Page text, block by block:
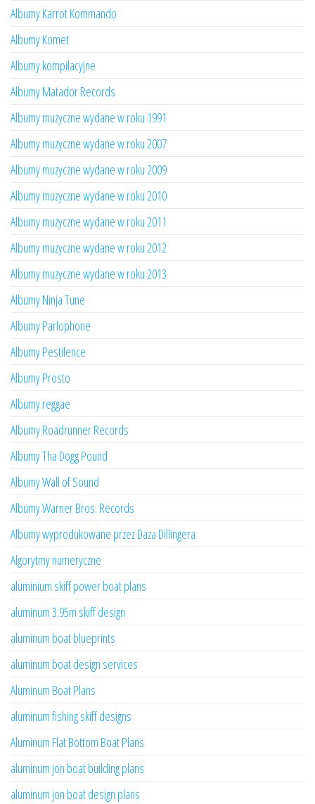
Albumy Karrot Kommando
Albumy Komet
Albumy kompilacyjne
Albumy Matador Records
Albumy muzyczne wydane w roku 1991
Albumy muzyczne wydane w roku 2007
Albumy muzyczne wydane w roku 2009
Albumy muzyczne wydane w roku 2010
Albumy muzyczne wydane w roku 2011
Albumy muzyczne wydane w roku 2012
Albumy muzyczne wydane w roku 2013
Albumy Ninja Tune
Albumy Parlophone
Albumy Pestilence
Albumy Prosto
Albumy reggae
Albumy Roadrunner Records
Albumy Tha Dogg Pound
Albumy Wall of Sound
Albumy Warner Bros. Records
Albumy wyprodukowane przez Daza Dillingera
Algorytmy numeryczne
aluminium skiff power boat plans
aluminum 3.95m skiff design
aluminum boat blueprints
aluminum boat design services
Aluminum Boat Plans
aluminum fishing skiff designs
Aluminum Flat Bottom Boat Plans
aluminum jon boat building plans
aluminum jon boat design plans